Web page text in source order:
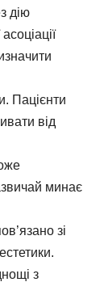
дію
Пацієнти
від
минає
зі
з